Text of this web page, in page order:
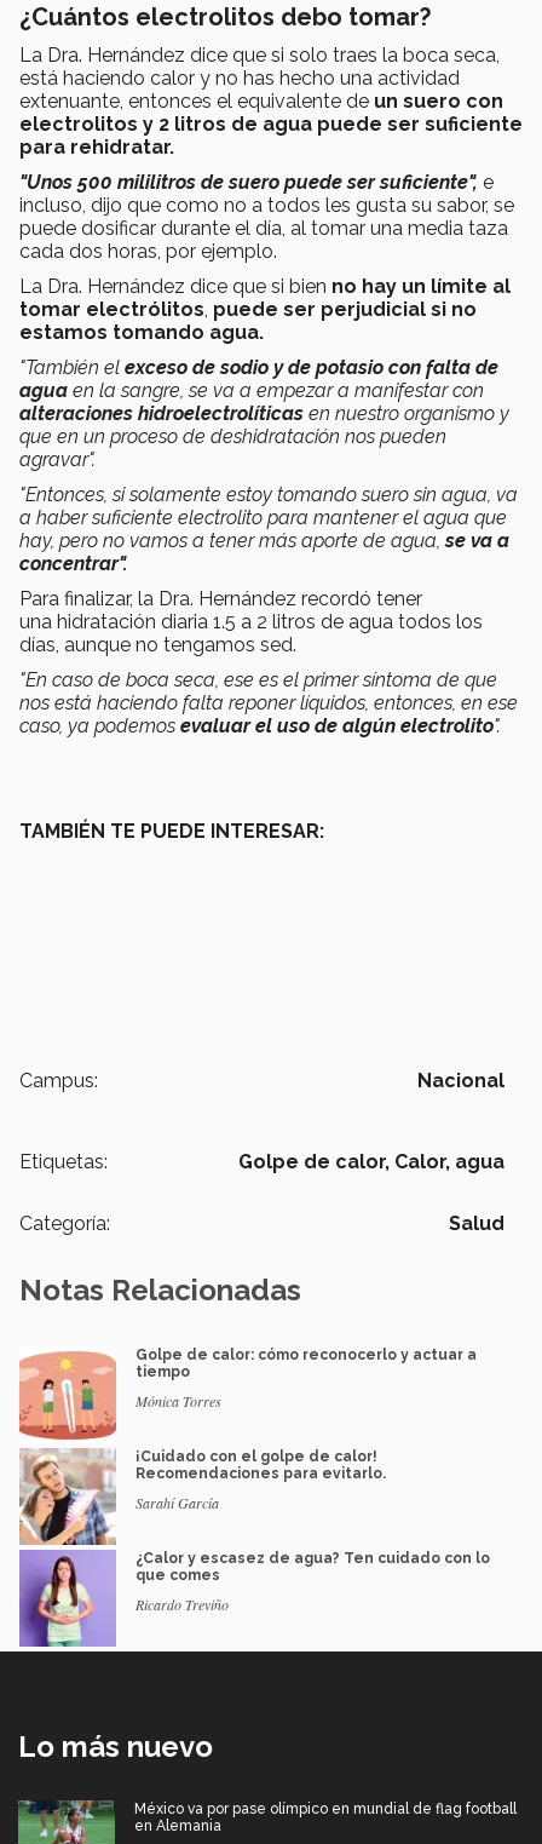
¿Cuántos electrolitos debo tomar?
La Dra. Hernández dice que si solo traes la boca seca,
está haciendo calor y no has hecho una actividad
extenuante, entonces el equivalente de un suero con
electrolitos y 2 litros de agua puede ser suficiente
para rehidratar.
"Unos 500 mililitros de suero puede ser suficiente", e
incluso, dijo que como no a todos les gusta su sabor, se
puede dosificar durante el día, al tomar una media taza
cada dos horas, por ejemplo.
La Dra. Hernández dice que si bien no hay un límite al
tomar electrólitos puede ser perjudicial si no
estamos tomando agua.
"También el exceso de sodio y de potasio con falta de
agua en la sangre, se va a empezar a manifestar con
alteraciones hidroelectrolíticas en nuestro organismo y
que en un proceso de deshidratación nos pueden
agravar".
"Entonces, si solamente estoy tomando suero sin agua, va
a haber suficiente electrolito para mantener el agua que
hay, pero no vamos a tener más aporte de agua,se va a
concentrar".
Para finalizar, la Dra. Hernández recordó tener
una hidratación diaria 1.5 a 2 litros de agua todos los
días, aunque no tengamos sed.
"En caso de boca seca, ese es el primer síntoma de que
nos está haciendo falta reponer líquidos, entonces, en ese
caso, ya podemos evaluar el uso de algún electrolito".
TAMBIÉN TE PUEDE INTERESAR:
Campus: Nacional
Etiquetas: Golpe de calor, Calor, agua
Categoría: Salud
Notas Relacionadas
Golpe de calor: cómo reconocerlo y actuar a
tiempo
Mónica Torres
¡Cuidado con el golpe de calor!
Recomendaciones para evitarlo.
Sarahí García
¿Calor y escasez de agua? Ten cuidado con lo
que comes
Ricardo Treviño
Lo más nuevo
México va por pase olímpico en mundial de flag football
en Alemania